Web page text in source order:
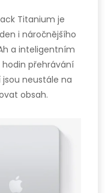
Titanium je
i náročnějšího
a inteligentním
přehrávání
neustále na
obsah.